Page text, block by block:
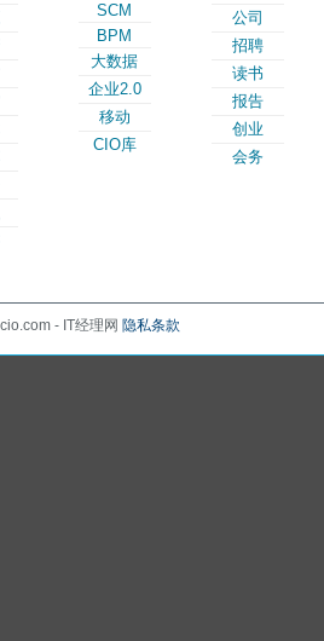
SCM
BPM
大数据
企业2.0
移动
CIO库
公司
招聘
读书
报告
创业
会务
- IT经理网 隐私条款